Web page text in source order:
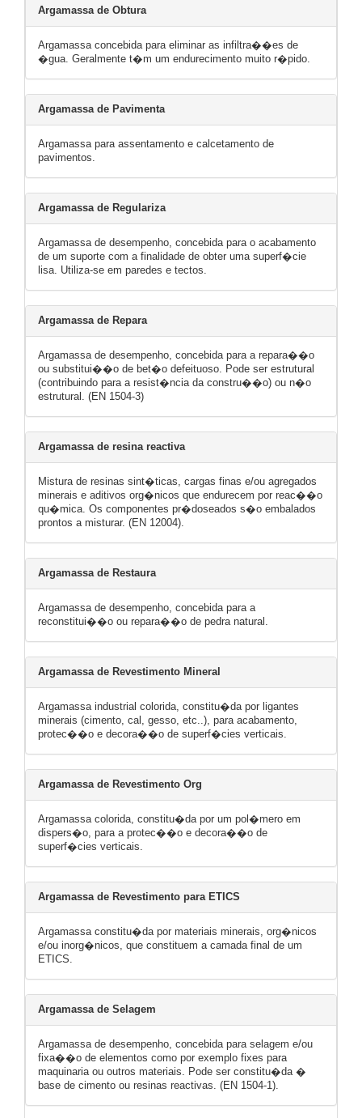
Argamassa de Obtura
Argamassa concebida para eliminar as infiltra��es de
�gua. Geralmente t�m um endurecimento muito r�pido.
Argamassa de Pavimenta
Argamassa para assentamento e calcetamento de
pavimentos.
Argamassa de Regulariza
Argamassa de desempenho, concebida para o acabamento
de um suporte com a finalidade de obter uma superf�cie
lisa. Utiliza-se em paredes e tectos.
Argamassa de Repara
Argamassa de desempenho, concebida para a repara��o
ou substitui��o de bet�o defeituoso. Pode ser estrutural
(contribuindo para a resist�ncia da constru��o) ou n�o
estrutural. (EN 1504-3)
Argamassa de resina reactiva
Mistura de resinas sint�ticas, cargas finas e/ou agregados
minerais e aditivos org�nicos que endurecem por reac��o
qu�mica. Os componentes pr�doseados s�o embalados
prontos a misturar. (EN 12004).
Argamassa de Restaura
Argamassa de desempenho, concebida para a
reconstitui��o ou repara��o de pedra natural.
Argamassa de Revestimento Mineral
Argamassa industrial colorida, constitu�da por ligantes
minerais (cimento, cal, gesso, etc..), para acabamento,
protec��o e decora��o de superf�cies verticais.
Argamassa de Revestimento Org
Argamassa colorida, constitu�da por um pol�mero em
dispers�o, para a protec��o e decora��o de
superf�cies verticais.
Argamassa de Revestimento para ETICS
Argamassa constitu�da por materiais minerais, org�nicos
e/ou inorg�nicos, que constituem a camada final de um
ETICS.
Argamassa de Selagem
Argamassa de desempenho, concebida para selagem e/ou
fixa��o de elementos como por exemplo fixes para
maquinaria ou outros materiais. Pode ser constitu�da �
base de cimento ou resinas reactivas. (EN 1504-1).